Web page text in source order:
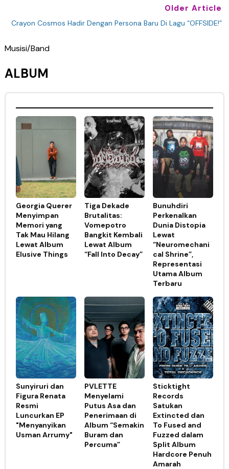
Older Article
Crayon Cosmos Hadir Dengan Persona Baru Di Lagu “OFFSIDE!”
Musisi/Band
ALBUM
Georgia Querer
Menyimpan
Memori yang
Tak Mau Hilang
Lewat Album
Elusive Things
Tiga Dekade
Brutalitas:
Vomepotro
Bangkit Kembali
Lewat Album
“Fall Into Decay”
Bunuhdiri
Perkenalkan
Dunia Distopia
Lewat
“Neuromechani
cal Shrine”,
Representasi
Utama Album
Terbaru
Sunyiruri dan
Figura Renata
Resmi
Luncurkan EP
"Menyanyikan
Usman Arrumy"
PVLETTE
Menyelami
Putus Asa dan
Penerimaan di
Album “Semakin
Buram dan
Percuma”
Sticktight
Records
Satukan
Extincted dan
To Fused and
Fuzzed dalam
Split Album
Hardcore Penuh
Amarah